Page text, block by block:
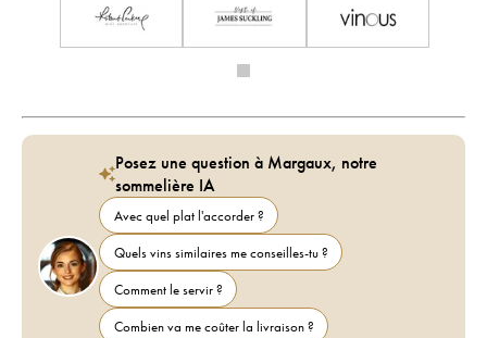
Posez une question à Margaux, notre
sommelière IA
Avec quel plat l'accorder ?
Quels vins similaires me conseilles-tu ?
Comment le servir ?
Combien va me coûter la livraison ?